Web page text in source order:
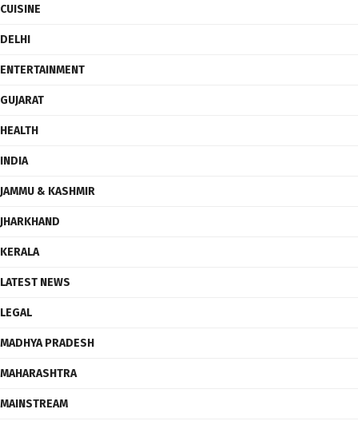
CUISINE
DELHI
ENTERTAINMENT
GUJARAT
HEALTH
INDIA
JAMMU & KASHMIR
JHARKHAND
KERALA
LATEST NEWS
LEGAL
MADHYA PRADESH
MAHARASHTRA
MAINSTREAM